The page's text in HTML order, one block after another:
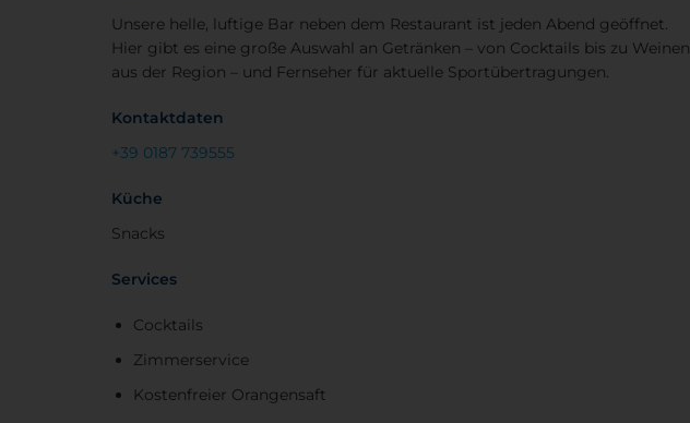
Unsere helle, luftige Bar neben dem Restaurant ist jeden Abend geöffnet.
Hier gibt es eine große Auswahl an Getränken – von Cocktails bis zu Weinen
aus der Region – und Fernseher für aktuelle Sportübertragungen.
Kontaktdaten
+39 0187 739555
Küche
Snacks
Services
Cocktails
Zimmerservice
Kostenfreier Orangensaft